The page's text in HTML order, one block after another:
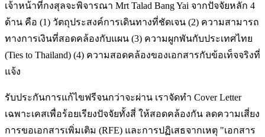
เจ้าหน้าที่กงสุลจะพิจารณา Mrt Talad Bang Yai จากปัจจัยหลัก 4
ด้าน คือ (1) วัตถุประสงค์การเดินทางที่ชัดเจน (2) ความสามารถ
ทางการเงินที่สอดคล้องกับแผน (3) ความผูกพันกับประเทศไทย
(Ties to Thailand) (4) ความสอดคล้องของเอกสารกับข้อเท็จจริงที่
แจ้ง
รับประกันการแก้ไขฟรีจนกว่าจะผ่าน เราจัดทำ Cover Letter
เฉพาะเคสเพื่อร้อยเรียงปัจจัยทั้งสี่ ให้สอดคล้องกัน ลดความเสี่ยง
การขอเอกสารเพิ่มเติม (RFE) และการปฏิเสธจากเหตุ "เอกสาร